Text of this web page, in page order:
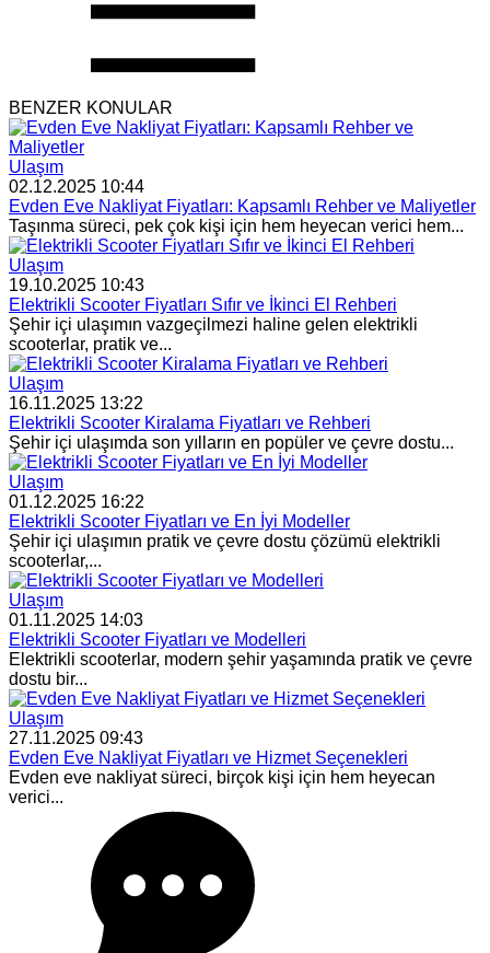
BENZER KONULAR
Ulaşım
02.12.2025 10:44
Evden Eve Nakliyat Fiyatları: Kapsamlı Rehber ve Maliyetler
Taşınma süreci, pek çok kişi için hem heyecan verici hem...
Ulaşım
19.10.2025 10:43
Elektrikli Scooter Fiyatları Sıfır ve İkinci El Rehberi
Şehir içi ulaşımın vazgeçilmezi haline gelen elektrikli
scooterlar, pratik ve...
Ulaşım
16.11.2025 13:22
Elektrikli Scooter Kiralama Fiyatları ve Rehberi
Şehir içi ulaşımda son yılların en popüler ve çevre dostu...
Ulaşım
01.12.2025 16:22
Elektrikli Scooter Fiyatları ve En İyi Modeller
Şehir içi ulaşımın pratik ve çevre dostu çözümü elektrikli
scooterlar,...
Ulaşım
01.11.2025 14:03
Elektrikli Scooter Fiyatları ve Modelleri
Elektrikli scooterlar, modern şehir yaşamında pratik ve çevre
dostu bir...
Ulaşım
27.11.2025 09:43
Evden Eve Nakliyat Fiyatları ve Hizmet Seçenekleri
Evden eve nakliyat süreci, birçok kişi için hem heyecan
verici...